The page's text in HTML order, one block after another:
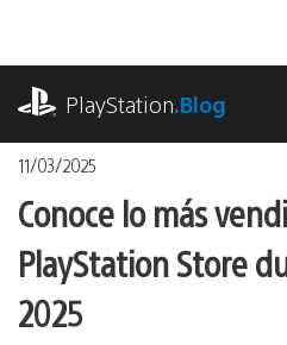
contenido
PlayStation.Blog
11/03/2025
Conoce lo más
PlayStation Store
2025